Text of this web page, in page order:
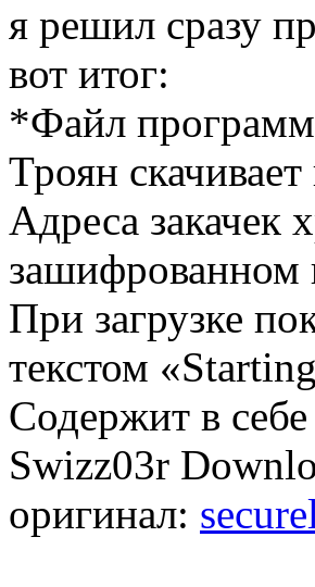
я решил сразу
вот итог:
*Файл
Троян
Адреса закачек
зашифрованном
При загрузке
текстом
Содержит в себе
Swizz03r
оригинал: